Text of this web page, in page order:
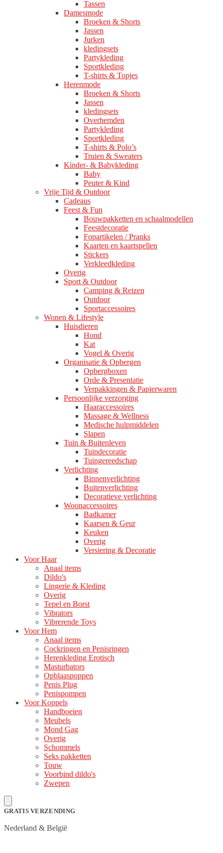
Tassen
Damesmode
Broeken & Shorts
Jassen
Jurken
kledingsets
Partykleding
Sportkleding
T-shirts & Topjes
Herenmode
Broeken & Shorts
Jassen
kledingsets
Overhemden
Partykleding
Sportkleding
T-shirts & Polo’s
Truien & Sweaters
Kinder- & Babykleding
Baby
Peuter & Kind
Vrije Tijd & Outdoor
Cadeaus
Feest & Fun
Bouwpakketten en schaalmodellen
Feestdecoratie
Fopartikelen / Pranks
Kaarten en kaartspellen
Stickers
Verkleedkleding
Overig
Sport & Outdoor
Camping & Reizen
Outdoor
Sportaccessoires
Wonen & Lifestyle
Huisdieren
Hond
Kat
Vogel & Overig
Organisatie & Opbergen
Opbergboxen
Orde & Presentatie
Verpakkingen & Papierwaren
Persoonlijke verzorging
Haaraccessoires
Massage & Wellness
Medische hulpmiddelen
Slapen
Tuin & Buitenleven
Tuindecoratie
Tuingereedschap
Verlichting
Binnenverlichting
Buitenverlichting
Decoratieve verlichting
Woonaccessoires
Badkamer
Kaarsen & Geur
Keuken
Overig
Versiering & Decoratie
Voor Haar
Anaal items
Dildo's
Lingerie & Kleding
Overig
Tepel en Borst
Vibrators
Vibrerende Toys
Voor Hem
Anaal items
Cockringen en Penisringen
Herenkleding Erotisch
Masturbators
Opblaaspoppen
Penis Plug
Penispompen
Voor Koppels
Handboeien
Meubels
Mond Gag
Overig
Schommels
Seks pakketten
Touw
Voorbind dildo's
Zwepen
GRATIS VERZENDING
Nederland & België